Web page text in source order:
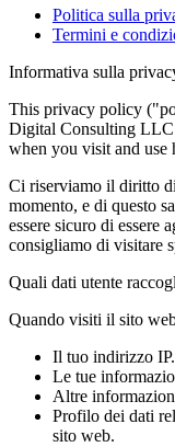
Politica sulla
Termini e
Informativa sulla
This privacy policy
Digital Consulting LLC
when you visit and
Ci riserviamo il diritto
momento, e di questo
essere sicuro di essere
consigliamo di visitare
Quali dati utente
Quando visiti il sito
Il tuo indirizzo IP.
Le tue
Altre
Profilo dei dati
sito web.